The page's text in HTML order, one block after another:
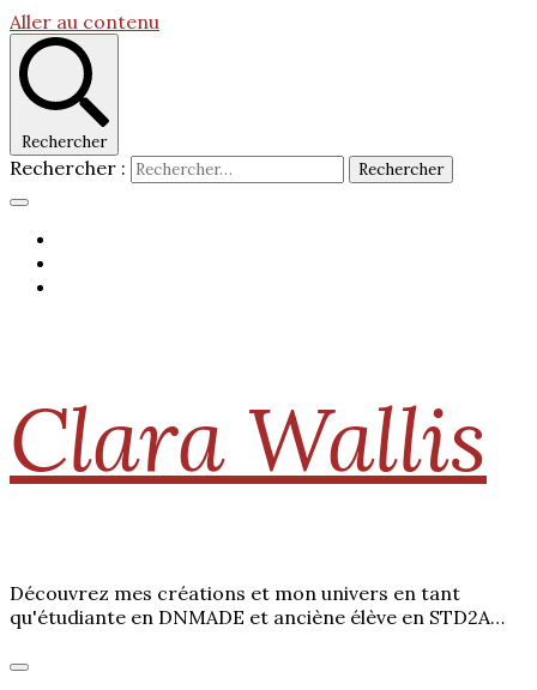
Aller au contenu
Rechercher
Rechercher :
Clara Wallis
Découvrez mes créations et mon univers en tant
qu'étudiante en DNMADE et anciène élève en STD2A…